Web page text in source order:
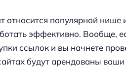
относится популярной нише
эффективно. Вообще,
ссылок и вы начнете
будут арендованы